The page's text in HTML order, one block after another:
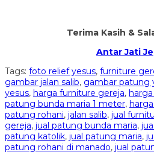
Terima Kasih &
Antar Jati
Tags: foto relief yesus, furniture
gambar jalan salib, gambar patung
yesus, harga furniture gereja,
patung bunda maria 1 meter,
patung rohani, jalan salib, jual
gereja, jual patung bunda maria,
patung katolik, jual patung maria,
patung rohani di manado, jual